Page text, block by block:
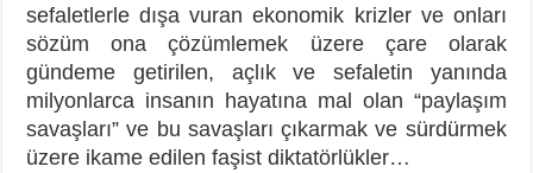
sefaletlerle dışa vuran ekonomik krizler ve onları
sözüm ona çözümlemek üzere çare olarak
gündeme getirilen, açlık ve sefaletin yanında
milyonlarca insanın hayatına mal olan “paylaşım
savaşları” ve bu savaşları çıkarmak ve sürdürmek
üzere ikame edilen faşist diktatörlükler…